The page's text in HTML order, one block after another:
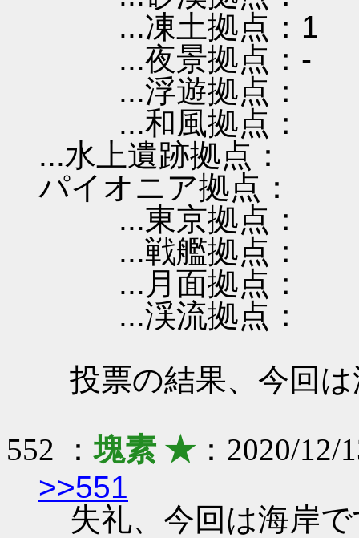
...凍土拠点：1
...夜景拠点：-
...浮遊拠点：
...和風拠点：
...水上遺跡拠点：
パイオニア拠点：
...東京拠点：
...戦艦拠点：
...月面拠点：
...渓流拠点：
投票の結果、今回
552 ：塊素 ★：2020/12/
>>551
失礼、今回は海岸で